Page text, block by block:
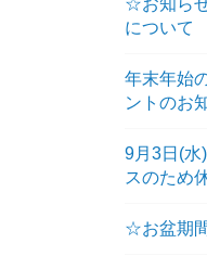
☆お知ら
について
年末年始
ントのお
9月3日(水
スのため
☆お盆期